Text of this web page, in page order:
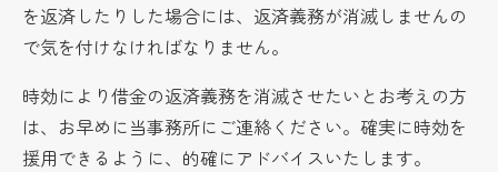
を返済したりした場合には、返済義務が消滅しませんの
で気を付けなければなりません。
時効により借金の返済義務を消滅させたいとお考えの方
は、お早めに当事務所にご連絡ください。確実に時効を
援用できるように、的確にアドバイスいたします。